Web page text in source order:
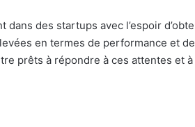
dans des startups avec l’espoir
en termes de performance et
prêts à répondre à ces attentes et